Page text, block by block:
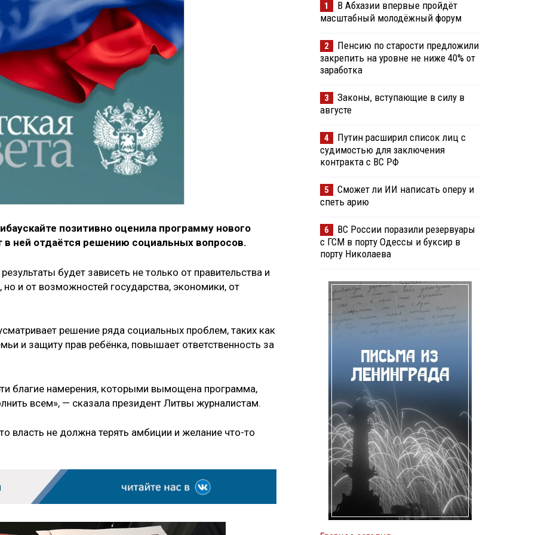
позитивно оценила программу нового
в ней отдаётся решению социальных вопросов.
будет зависеть не только от правительства и
и от возможностей государства, экономики, от
решение ряда социальных проблем, таких как
и защиту прав ребёнка, повышает ответственность за
благие намерения, которыми вымощена программа,
всем», — сказала президент Литвы журналистам.
власть не должна терять амбиции и желание что-то
1
В Абхазии впервые пройдёт
масштабный молодёжный форум
2
Пенсию по старости предложили
закрепить на уровне не ниже 40% от
заработка
3
Законы, вступающие в силу в
августе
4
Путин расширил список лиц с
судимостью для заключения
контракта с ВС РФ
5
Сможет ли ИИ написать оперу и
спеть арию
6
ВС России поразили резервуары
с ГСМ в порту Одессы и буксир в
порту Николаева